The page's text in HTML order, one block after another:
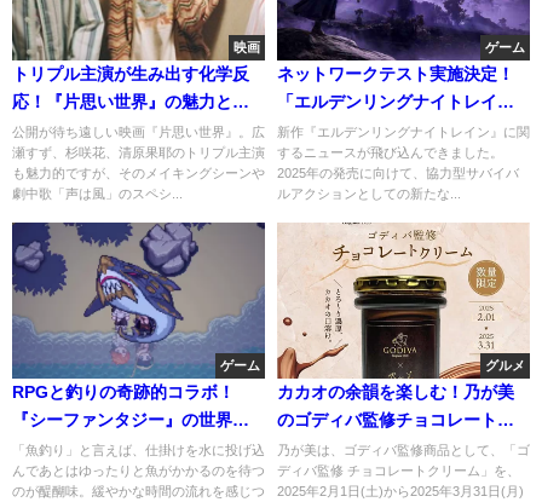
映画
トリプル主演が生み出す化学反
応！『片思い世界』の魅力と見
どころ
公開が待ち遠しい映画『片思い世界』。広
瀬すず、杉咲花、清原果耶のトリプル主演
も魅力的ですが、そのメイキングシーンや
劇中歌「声は風」のスペシ...
ゲーム
ネットワークテスト実施決定！
「エルデンリングナイトレイ
ン」の魅力とは
新作『エルデンリングナイトレイン』に関
するニュースが飛び込んできました。
2025年の発売に向けて、協力型サバイバ
ルアクションとしての新たな...
ゲーム
RPGと釣りの奇跡的コラボ！
『シーファンタジー』の世界を
探る
「魚釣り」と言えば、仕掛けを水に投げ込
んであとはゆったりと魚がかかるのを待つ
のが醍醐味。緩やかな時間の流れを感じつ
グルメ
カカオの余韻を楽しむ！乃が美
のゴディバ監修チョコレートク
リームレビュー
乃が美は、ゴディバ監修商品として、「ゴ
ディバ監修 チョコレートクリーム」を、
2025年2月1日(土)から2025年3月31日(月)